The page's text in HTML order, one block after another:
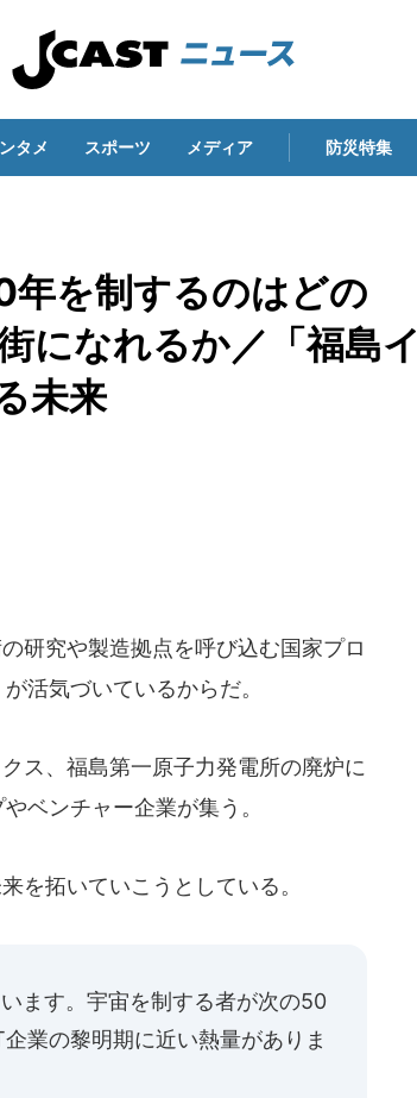
タメ スポーツ メディア 防災特集
を制するのはどの
になれるか／「福島イ
未来
研究や製造拠点を呼び込む国家プロ
が活気づいているからだ。
ス、福島第一原子力発電所の廃炉に
ベンチャー企業が集う。
を拓いていこうとしている。
ます。宇宙を制する者が次の50
業の黎明期に近い熱量がありま